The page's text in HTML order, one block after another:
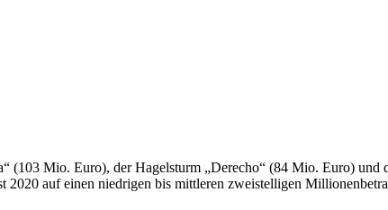
(103 Mio. Euro), der Hagelsturm „Derecho“ (84 Mio. Euro)
auf einen niedrigen bis mittleren zweistelligen